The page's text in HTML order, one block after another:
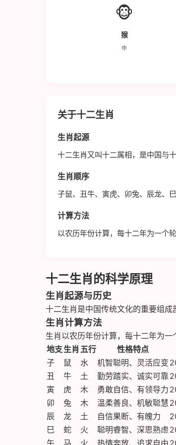
🐵
猴
申
关于十二生肖
生肖起源
十二生肖又叫十二属相，是中国与
生肖顺序
子鼠、丑牛、寅虎、卯兔、辰龙、
计算方法
以农历年份计算，每十二年为一个
十二生肖的科学原理
生肖起源与历史
十二生肖是中国传统文化的重要组成
生肖计算方法
生肖以农历年份计算，每十二年为一
地支生肖 五行 性格特点
子
鼠 水 机智聪明、灵活应变
丑
牛 土 勤劳踏实、诚实可靠
寅
虎 木 勇敢自信、有领导力
卯
兔 木 温柔善良、机敏聪慧
辰
龙 土 自信果断、有魄力
巳
蛇 火 聪明睿智、深思熟虑
午
马 火 热情奔放、追求自由